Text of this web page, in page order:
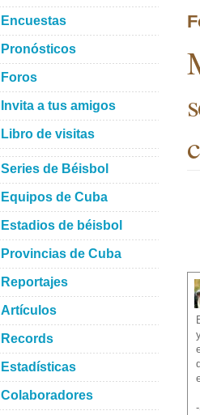
Encuestas
Pronósticos
Foros
Invita a tus amigos
Libro de visitas
Series de Béisbol
Equipos de Cuba
Estadios de béisbol
Provincias de Cuba
Reportajes
Artículos
Records
Estadísticas
Colaboradores